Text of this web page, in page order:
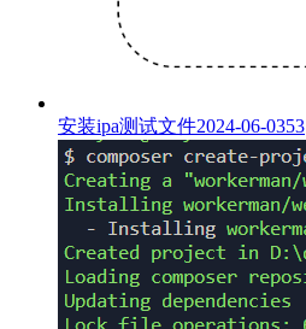
安装ipa测试文件2024-06-0353